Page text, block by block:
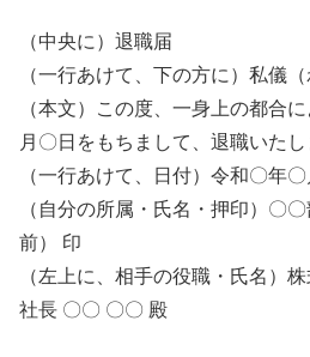
（中央に）退職届
（一行あけて、下の方に）私儀（
（本文）この度、一身上の都合
月〇日をもちまして、退職いたし
（一行あけて、日付）令和〇年
（自分の所属・氏名・押印）〇
前） 印
（左上に、相手の役職・氏名）
社長 〇〇 〇〇 殿